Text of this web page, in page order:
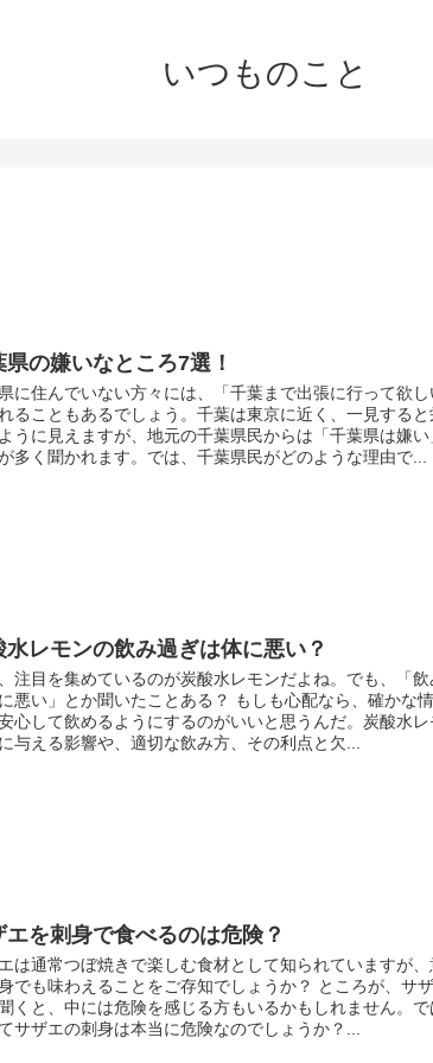
いつものこと
県の嫌いなところ7選！
に住んでいない方々には、「千葉まで出張に行って欲し
ることもあるでしょう。千葉は東京に近く、一見すると
うに見えますが、地元の千葉県民からは「千葉県は嫌
多く聞かれます。では、千葉県民がどのような理由で...
水レモンの飲み過ぎは体に悪い？
注目を集めているのが炭酸水レモンだよね。でも、「
悪い」とか聞いたことある？ もしも心配なら、確かな
心して飲めるようにするのがいいと思うんだ。炭酸水
与える影響や、適切な飲み方、その利点と欠...
エを刺身で食べるのは危険？
は通常つぼ焼きで楽しむ食材として知られていますが、
でも味わえることをご存知でしょうか？ ところが、サ
くと、中には危険を感じる方もいるかもしれません。
サザエの刺身は本当に危険なのでしょうか？...